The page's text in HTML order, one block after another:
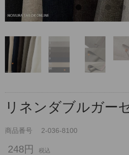
リネンダブルガ
商品番号 2-036-8100
248円 税込